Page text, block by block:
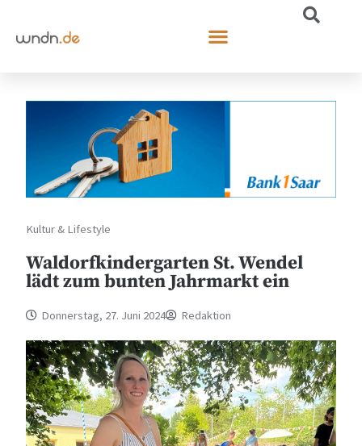
Kultur & Lifestyle
Waldorfkindergarten St. Wendel
lädt zum bunten Jahrmarkt ein
Donnerstag, 27. Juni 2024 Redaktion